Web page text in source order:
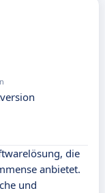
die
anbietet.
und